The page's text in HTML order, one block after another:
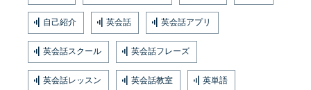
自己紹介 英会話 英会話アプリ
英会話スクール 英会話フレーズ
英会話レッスン 英会話教室 英単語